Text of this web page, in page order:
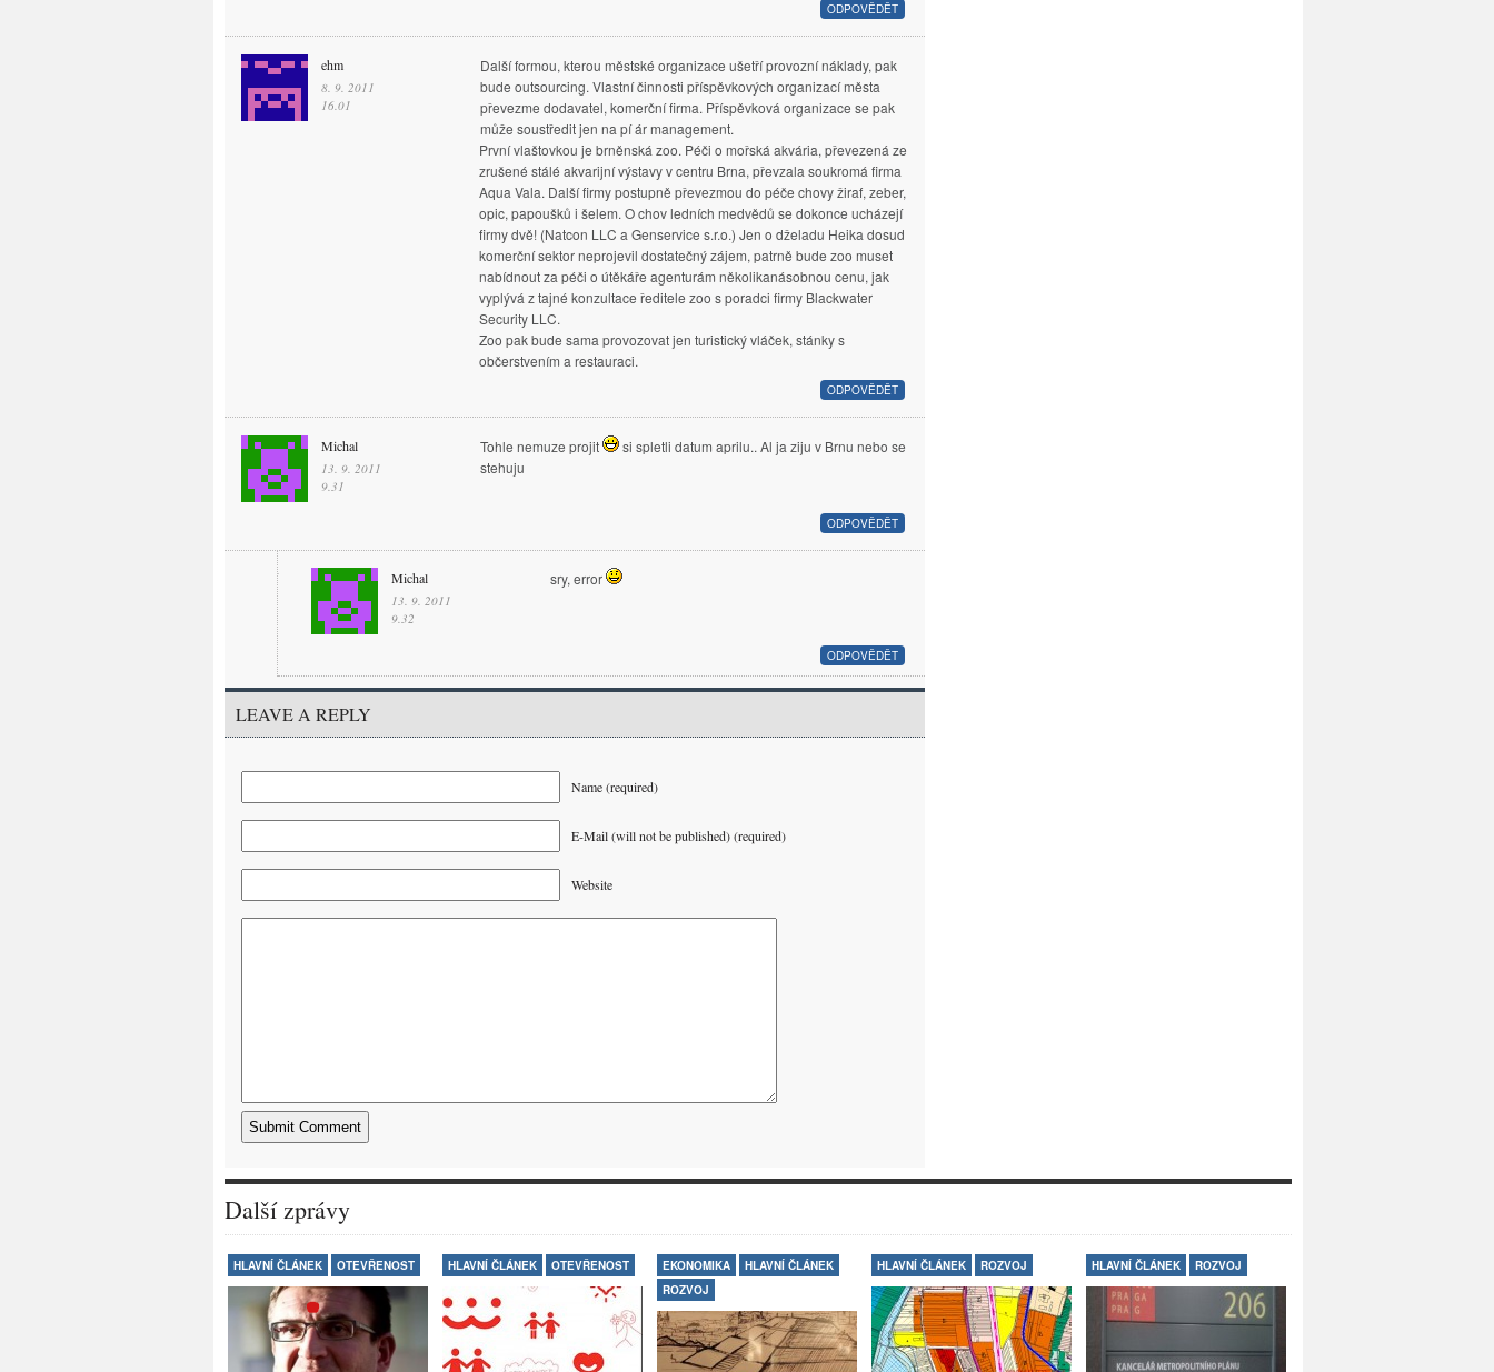
ODPOVĚDĚT
ehm
8. 9. 2011
16.01
Další formou, kterou městské organizace ušetří provozní náklady, pak
bude outsourcing. Vlastní činnosti příspěvkových organizací města
převezme dodavatel, komerční firma. Příspěvková organizace se pak
může soustředit jen na pí ár management.
První vlaštovkou je brněnská zoo. Péči o mořská akvária, převezená ze
zrušené stálé akvarijní výstavy v centru Brna, převzala soukromá firma
Aqua Vala. Další firmy postupně převezmou do péče chovy žiraf, zeber,
opic, papoušků i šelem. O chov ledních medvědů se dokonce ucházejí
firmy dvě! (Natcon LLC a Genservice s.r.o.) Jen o dželadu Heika dosud
komerční sektor neprojevil dostatečný zájem, patrně bude zoo muset
nabídnout za péči o útěkáře agenturám několikanásobnou cenu, jak
vyplývá z tajné konzultace ředitele zoo s poradci firmy Blackwater
Security LLC.
Zoo pak bude sama provozovat jen turistický vláček, stánky s
občerstvením a restauraci.
ODPOVĚDĚT
Michal
13. 9. 2011
9.31
Tohle nemuze projit
si spletli datum aprilu.. Al ja ziju v Brnu nebo se
stehuju
ODPOVĚDĚT
Michal
13. 9. 2011
9.32
sry, error
ODPOVĚDĚT
LEAVE A REPLY
Name (required)
E-Mail (will not be published) (required)
Website
Další zprávy
HLAVNÍ ČLÁNEK OTEVŘENOST HLAVNÍ ČLÁNEK OTEVŘENOST EKONOMIKA
HLAVNÍ ČLÁNEK
ROZVOJ
HLAVNÍ ČLÁNEK ROZVOJ HLAVNÍ ČLÁNEK ROZVOJ